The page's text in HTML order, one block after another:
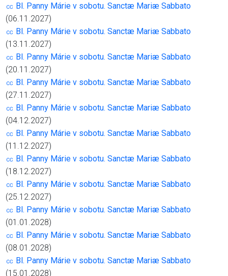
㏄ Bl. Panny Márie v sobotu. Sanctæ Mariæ Sabbato
(06.11.2027)
㏄ Bl. Panny Márie v sobotu. Sanctæ Mariæ Sabbato
(13.11.2027)
㏄ Bl. Panny Márie v sobotu. Sanctæ Mariæ Sabbato
(20.11.2027)
㏄ Bl. Panny Márie v sobotu. Sanctæ Mariæ Sabbato
(27.11.2027)
㏄ Bl. Panny Márie v sobotu. Sanctæ Mariæ Sabbato
(04.12.2027)
㏄ Bl. Panny Márie v sobotu. Sanctæ Mariæ Sabbato
(11.12.2027)
㏄ Bl. Panny Márie v sobotu. Sanctæ Mariæ Sabbato
(18.12.2027)
㏄ Bl. Panny Márie v sobotu. Sanctæ Mariæ Sabbato
(25.12.2027)
㏄ Bl. Panny Márie v sobotu. Sanctæ Mariæ Sabbato
(01.01.2028)
㏄ Bl. Panny Márie v sobotu. Sanctæ Mariæ Sabbato
(08.01.2028)
㏄ Bl. Panny Márie v sobotu. Sanctæ Mariæ Sabbato
(15.01.2028)